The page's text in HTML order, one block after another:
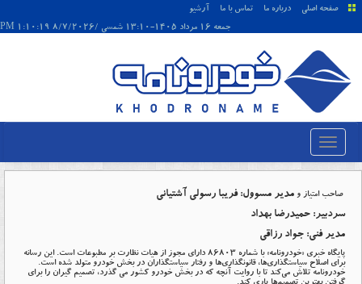
صفحه اصلی درباره ما تماس با ما
آرشیو
جمعه 16 مرداد 1405-13:10 شمسی /8/7/2026 1:10:19 PM
صاحب امتیاز ومدیر مسوول: فریبا رسولی آشتیانی
سردبیر: حمیدرضا بهداد
مدیر فنی: جواد رزاقی
پایگاه خبری «خودرونامه» با شماره ۸۶۸۰۳ دارای مجوز از هیات نظارت بر مطبوعات است. این رسانه
برای اصلاح سیاستگذاری‌ها، قانونگذاری‌ها و رفتار سیاستگذاران در بخش خودرو متولد شده است.
خودرونامه تلاش می‌کند تا با روایت آنچه که در بخش خودرو کشور می گذرد، تصمیم گیران را برای